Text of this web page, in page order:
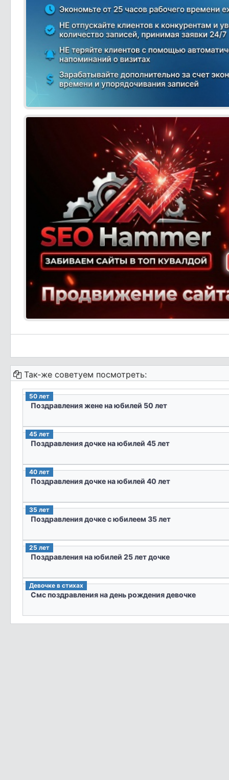
Так-же советуем посмотреть:
50 лет
Поздравления жене на юбилей 50 лет
45 лет
Поздравления дочке на юбилей 45 лет
40 лет
Поздравления дочке на юбилей 40 лет
35 лет
Поздравления дочке с юбилеем 35 лет
25 лет
Поздравления на юбилей 25 лет дочке
Девочке в стихах
Смс поздравления на день рождения девочке